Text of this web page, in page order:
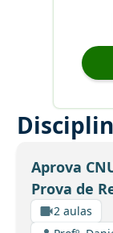
Aprova
Prova de
2 aulas